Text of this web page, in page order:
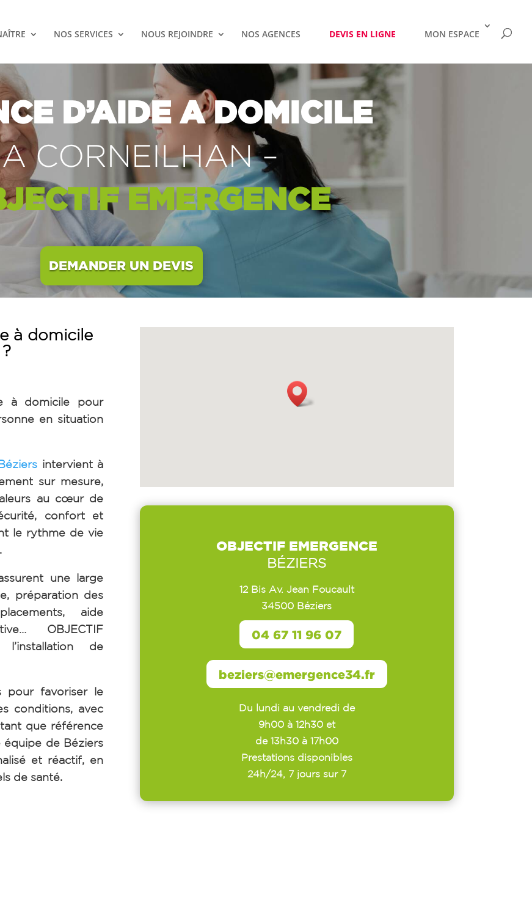
NOS SERVICES NOUS REJOINDRE NOS AGENCES DEVIS EN LIGNE MON ESPACE
D’AIDE A DOMICILE
A CORNEILHAN–
EMERGENCE
DEMANDER UN DEVIS
à domicile
à domicile pour
en situation
intervient à
sur mesure,
au cœur de
confort et
le rythme de vie
une large
préparation des
aide
OBJECTIF
l’installation de
pour favoriser le
conditions, avec
que référence
équipe de Béziers
et réactif, en
de santé.
OBJECTIF EMERGENCE
BÉZIERS
12 Bis Av. Jean Foucault
34500 Béziers
Du lundi au vendredi de
9h00 à 12h30 et
de 13h30 à 17h00
Prestations disponibles
24h/24, 7 jours sur 7
beziers@emergence34.fr
04 67 11 96 07